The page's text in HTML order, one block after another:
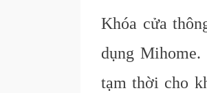
Khóa cửa
dụng
tạm thời cho